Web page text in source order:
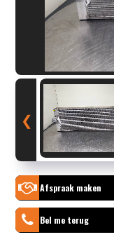
❮
Afspraak maken
Bel me terug